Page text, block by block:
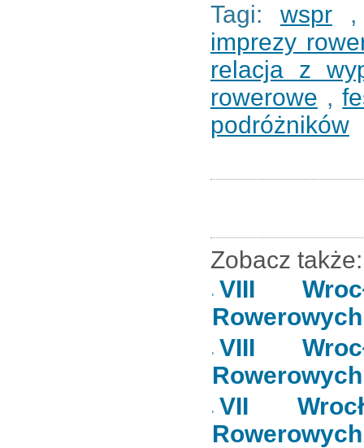
Tagi: wspr
imprezy
relacja z
rowerowe ,
podróżników
Zobacz także:
VIII
VIII
VII
Rowerowych